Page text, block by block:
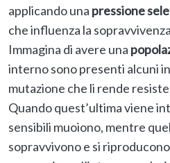
applicando una pressione
che influenza la
Immagina di avere una
interno sono presenti alcuni
mutazione che li rende
Quando quest’ultima viene
sensibili muoiono, mentre
sopravvivono e si